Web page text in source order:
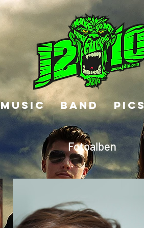
MUSIC BAND PICS
Fotoalben